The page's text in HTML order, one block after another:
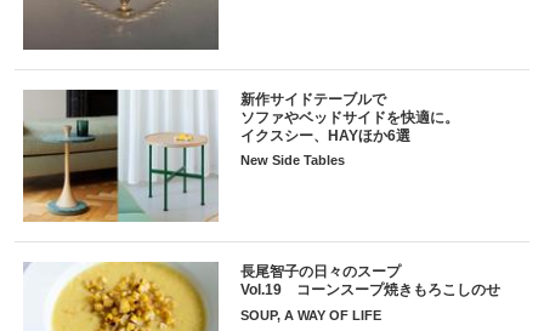
新作サイドテーブルで
ソファやベッドサイドを快適に。
イクスシー、HAYほか6選
New Side Tables
長尾智子の日々のスープ
Vol.19 コーンスープ焼きもろこしのせ
SOUP, A WAY OF LIFE